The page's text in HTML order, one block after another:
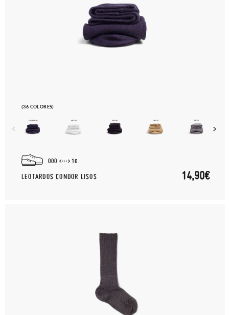
(36 COLORES)
000 16
LEOTARDOS CONDOR LISOS 14,90€